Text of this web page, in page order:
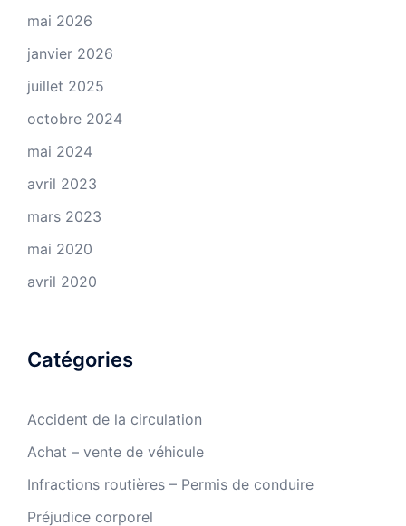
mai 2026
janvier 2026
juillet 2025
octobre 2024
mai 2024
avril 2023
mars 2023
mai 2020
avril 2020
Catégories
Accident de la circulation
Achat – vente de véhicule
Infractions routières – Permis de conduire
Préjudice corporel